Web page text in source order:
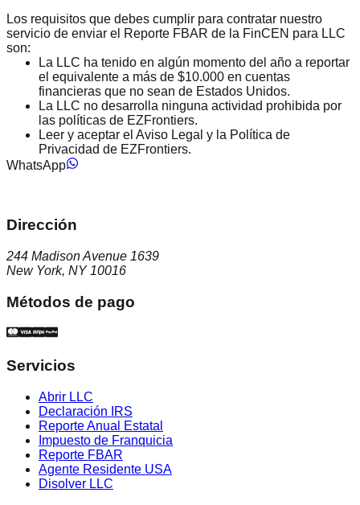
Los requisitos que debes cumplir para contratar nuestro
servicio de enviar el Reporte FBAR de la FinCEN para LLC
son:
La LLC ha tenido en algún momento del año a reportar
el equivalente a más de $10.000 en cuentas
financieras que no sean de Estados Unidos.
La LLC no desarrolla ninguna actividad prohibida por
las políticas de EZFrontiers.
Leer y aceptar el Aviso Legal y la Política de
Privacidad de EZFrontiers.
WhatsApp
Dirección
244 Madison Avenue 1639
New York, NY 10016
Métodos de pago
Servicios
Abrir LLC
Declaración IRS
Reporte Anual Estatal
Impuesto de Franquicia
Reporte FBAR
Agente Residente USA
Disolver LLC